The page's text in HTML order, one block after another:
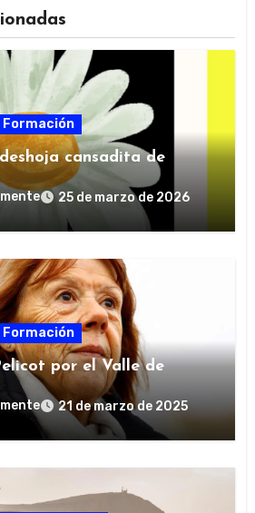
Formación
cansadita de
25 de marzo de 2026
Formación
por el Valle de
21 de marzo de 2025